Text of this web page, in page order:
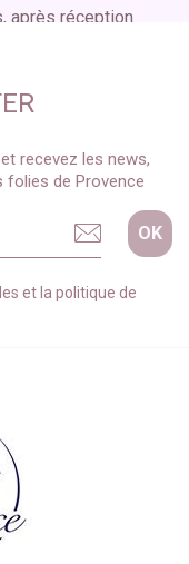
après réception
recevez les news,
folies de Provence
et la politique de